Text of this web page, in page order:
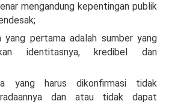
mengandung kepentingan publik
yang pertama adalah sumber yang
identitasnya, kredibel dan
yang harus dikonfirmasi tidak
dan atau tidak dapat